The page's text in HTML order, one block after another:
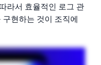
라서 효율적인 로그 관
구현하는 것이 조직에